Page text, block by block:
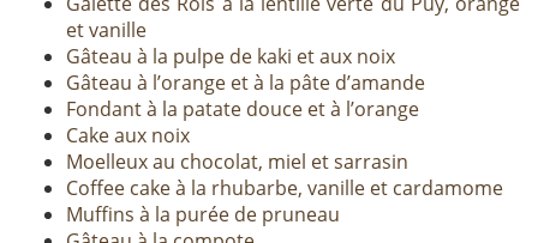
et vanille
Gâteau à la pulpe de kaki et aux noix
Gâteau à l’orange et à la pâte d’amande
Fondant à la patate douce et à l’orange
Cake aux noix
Moelleux au chocolat, miel et sarrasin
Coffee cake à la rhubarbe, vanille et cardamome
Muffins à la purée de pruneau